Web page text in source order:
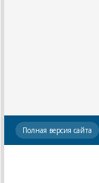
Полная версия сайта